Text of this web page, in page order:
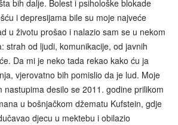
bih dalje. Bolest i psihološke blokade
i depresijama bile su moje najveće
u životu prošao i nalazio sam se u nekom
strah od ljudi, komunikacije, od javnih
Da mi je neko tada rekao kako ću ja
vjerovatno bih pomislio da je lud. Moje
nastupima desilo se 2011. godine prilikom
u bošnjačkom džematu Kufstein, gdje
djecu u mektebu i obilazio